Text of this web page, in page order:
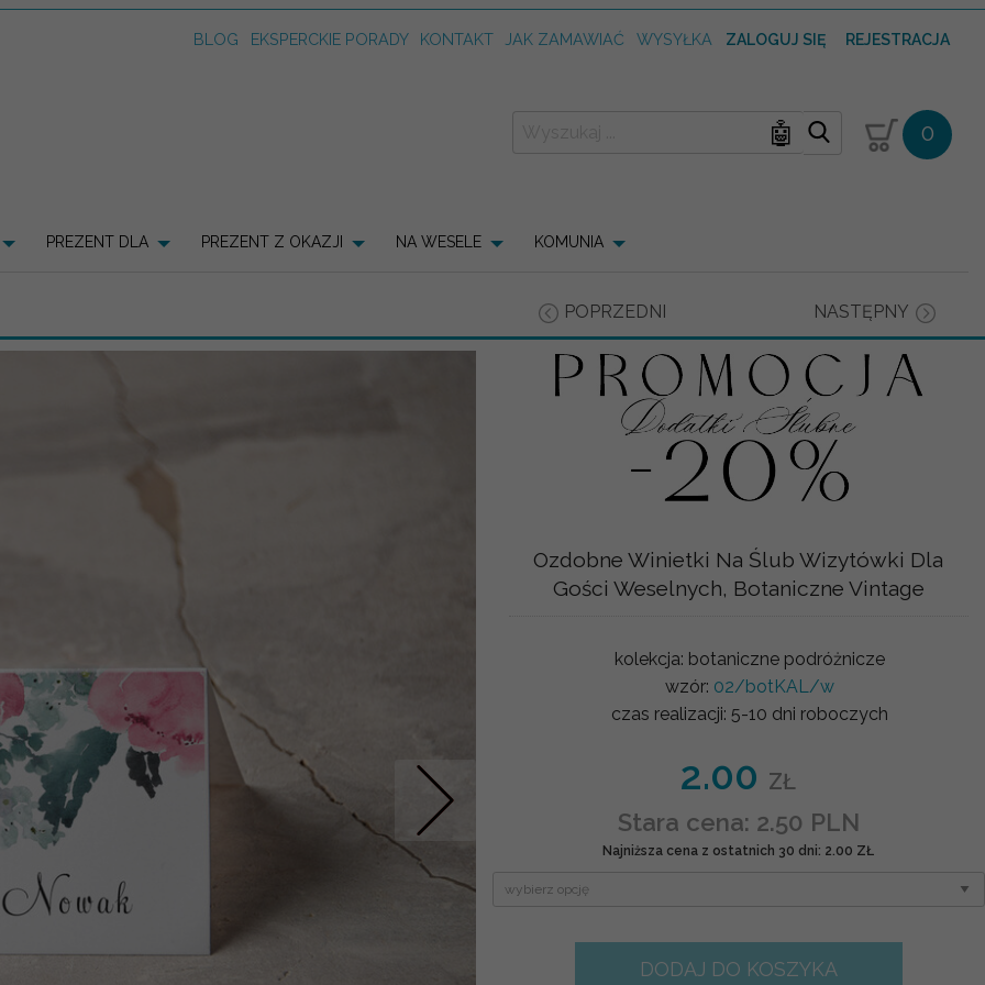
BLOG EKSPERCKIE PORADY KONTAKT JAK ZAMAWIAĆ WYSYŁKA ZALOGUJ SIĘ REJESTRACJA
🤖 0
PREZENT DLA PREZENT Z OKAZJI NA WESELE KOMUNIA
POPRZEDNI NASTĘPNY
Nastepne
Ozdobne Winietki Na Ślub Wizytówki Dla
Gości Weselnych, Botaniczne Vintage
kolekcja: botaniczne podróżnicze
wzór: 02/botKAL/w
czas realizacji: 5-10 dni roboczych
2.00 ZŁ
Stara cena: 2.50 PLN
Najniższa cena z ostatnich 30 dni: 2.00 ZŁ
DODAJ DO KOSZYKA